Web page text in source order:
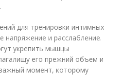
для тренировки интимных
и расслабление.
укрепить мышцы
его прежний объем и
момент, которому